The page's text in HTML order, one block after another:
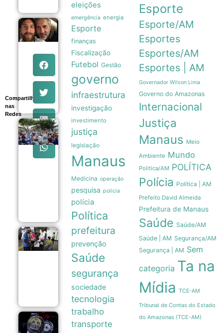
Compartilhe
nas
Redes
Jorge
Horacio
Messi morre
aos 68 anos
em Rosário e
recebe
do mundo
esportivo
08/08
Bolerão
Saudade
Dia dos
Pais com
música e
em
Manaus
08/08
Eleições
2026:
partidos têm
até o dia 15
oficializar
candidaturas
08/08
Legado
paralímpico:
eleições
emergência energia
Esporte
finanças
Fiscalização
Futebol Gestão
governo
infraestrutura
investigação
investimento
justiça
legislação
Manaus
Medicina operação
pesquisa policia
polícia
Política
prefeitura
prevenção
Saúde
segurança
sociedade
tecnologia
trabalho
transporte
Esporte
Esporte/AM
Esportes
Esportes/AM
Esportes | AM
Governador Wilson Lima
Governo do Amazonas
Internacional
Justiça
Manaus Meio
Ambiente Mundo
Politica/AM POLÍTICA
Polícia Política | AM
Prefeito David Almeida
Prefeitura de Manaus
Saúde Saúde/AM
Saúde | AM Segurança/AM
Segurança | AM Sem
categoria Ta na
Mídia TCE-AM
Tribunal de Contas do Estado
do Amazonas (TCE-AM)